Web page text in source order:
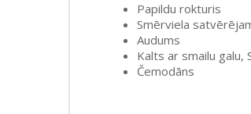
Papildu rokturis
Smērviela
Audums
Kalts ar smailu galu,
Čemodāns